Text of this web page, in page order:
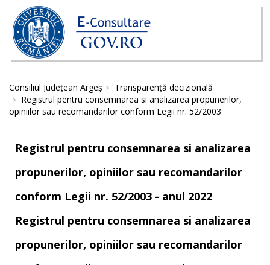
Consiliul Județean Argeș
Transparență decizională
Registrul pentru consemnarea si analizarea propunerilor,
opiniilor sau recomandarilor conform Legii nr. 52/2003
Registrul pentru consemnarea si analizarea
propunerilor, opiniilor sau recomandarilor
conform Legii nr. 52/2003 - anul 2022
Registrul pentru consemnarea si analizarea
propunerilor, opiniilor sau recomandarilor